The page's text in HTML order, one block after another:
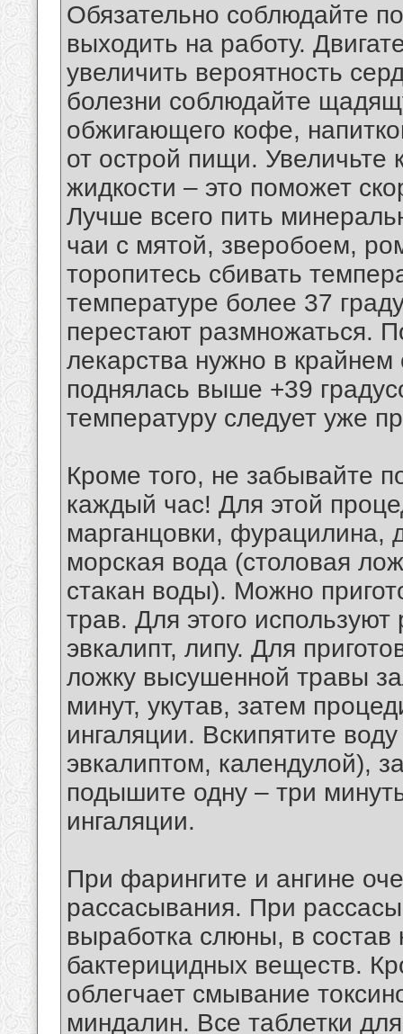
Обязательно соблюдайте
выходить на работу.
увеличить вероятность
болезни соблюдайте
обжигающего кофе,
от острой пищи. Увеличьте
жидкости – это поможет
Лучше всего пить
чаи с мятой, зверобоем,
торопитесь сбивать
температуре более 37
перестают размножаться.
лекарства нужно в крайнем
поднялась выше +39
температуру следует уже
Кроме того, не забывайте
каждый час! Для этой
марганцовки, фурацилина,
морская вода (столовая
стакан воды). Можно
трав. Для этого
эвкалипт, липу. Для
ложку высушенной травы
минут, укутав, затем
ингаляции. Вскипятите
эвкалиптом, календулой),
подышите одну – три
ингаляции.
При фарингите и ангине
рассасывания. При
выработка слюны, в состав
бактерицидных веществ.
облегчает смывание
миндалин. Все таблетки